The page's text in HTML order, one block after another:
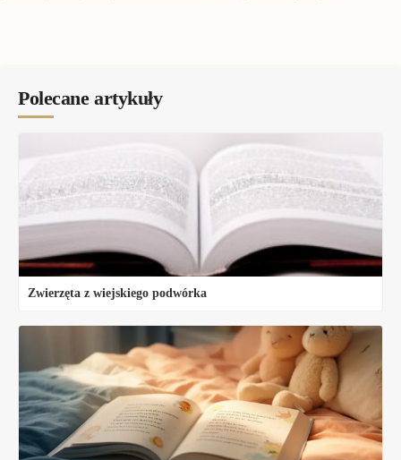
Polecane artykuły
Zwierzęta z wiejskiego podwórka